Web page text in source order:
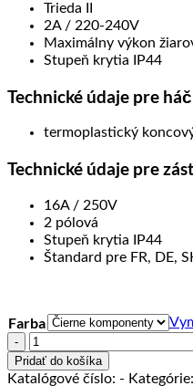
Trieda II
2A / 220-240V
Maximálny výkon
Stupeň krytia IP44
Technické údaje pre
termoplastický
Technické údaje pre
16A / 250V
2 pólová
Stupeň krytia IP44
Štandard pre FR, DE,
Farba
množstvo
Exteriérová
svetelná
Pridať do košíka
Katalógové číslo: - Kategórie: